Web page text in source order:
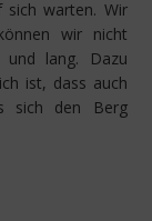
sich warten. Wir
wir nicht
lang. Dazu
ist, dass auch
sich den Berg